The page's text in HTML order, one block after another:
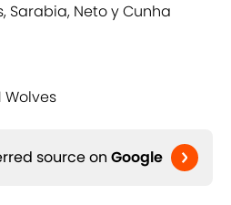
Sarabia, Neto y Cunha
Wolves
source on Google